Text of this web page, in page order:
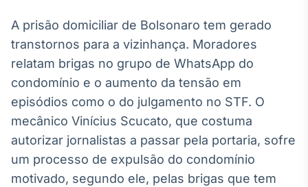
Tecnologia
Broadcast
Monitoramento
inteligente de
conteúdos
Broadcast
Fundos
A prisão domiciliar de Bolsonaro tem gerado
transtornos para a vizinhança. Moradores
relatam brigas no grupo de WhatsApp do
condomínio e o aumento da tensão em
episódios como o do julgamento no STF. O
mecânico Vinícius Scucato, que costuma
autorizar jornalistas a passar pela portaria, sofre
um processo de expulsão do condomínio
motivado, segundo ele, pelas brigas que tem